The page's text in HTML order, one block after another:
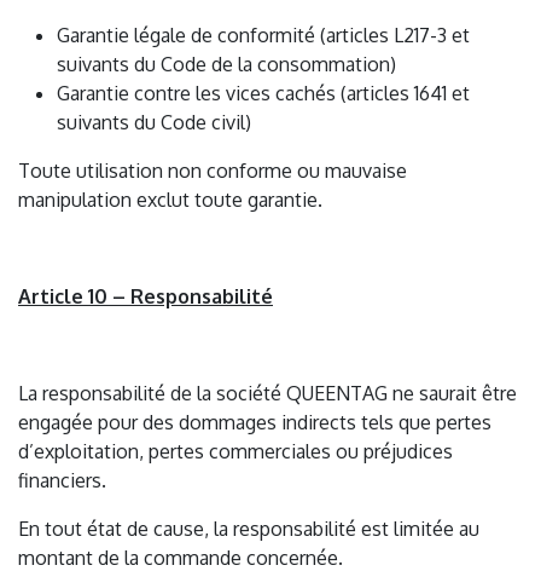
Garantie légale de conformité (articles L217-3 et
suivants du Code de la consommation)
Garantie contre les vices cachés (articles 1641 et
suivants du Code civil)
Toute utilisation non conforme ou mauvaise
manipulation exclut toute garantie.
Article 10 – Responsabilité
La responsabilité de la société QUEENTAG ne saurait être
engagée pour des dommages indirects tels que pertes
d’exploitation, pertes commerciales ou préjudices
financiers.
En tout état de cause, la responsabilité est limitée au
montant de la commande concernée.